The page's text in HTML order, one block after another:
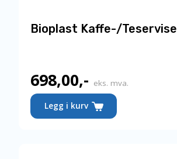
Bioplast Kaffe-/Teservise
698,00,- eks. mva.
Legg i kurv